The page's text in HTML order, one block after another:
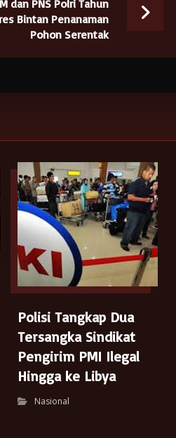
dan PNS Polri Tahun
Bintan Penanaman
Pohon Serentak
Polisi Tangkap Dua
Tersangka Sindikat
Pengirim PMI Ilegal
Hingga ke Libya
Nasional